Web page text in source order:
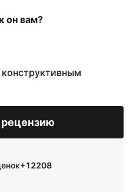
он вам?
+12208